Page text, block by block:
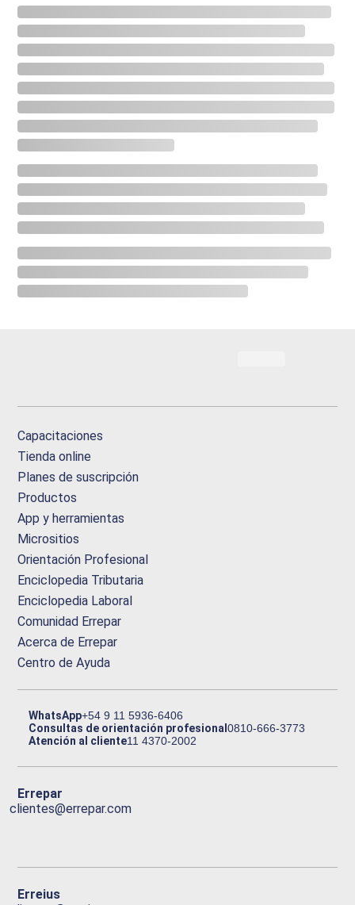
Capacitaciones
Tienda online
Planes de suscripción
Productos
App y herramientas
Micrositios
Orientación Profesional
Enciclopedia Tributaria
Enciclopedia Laboral
Comunidad Errepar
Acerca de Errepar
Centro de Ayuda
WhatsApp+54 9 11 5936-6406
Consultas de orientación profesional0810-666-3773
Atención al cliente11 4370-2002
Errepar
clientes@errepar.com
Erreius